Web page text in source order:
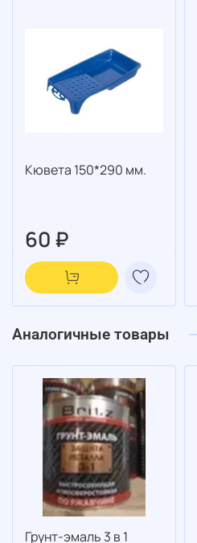
Кювета 150*290 мм.
60 ₽
Аналогичные товары
Грунт-эмаль 3 в 1